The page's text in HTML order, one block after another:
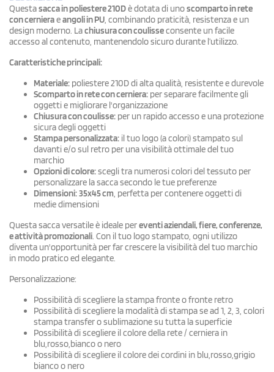
Questasacca in poliestere 210Dè dotata di unoscomparto in rete
con cernieraeangoli in PU, combinando praticità, resistenza e un
design moderno. Lachiusura con coulisseconsente un facile
accesso al contenuto, mantenendolo sicuro durante l’utilizzo.
Caratteristiche principali:
Materiale: poliestere 210D di alta qualità, resistente e durevole
Scomparto in rete con cerniera: per separare facilmente gli
oggetti e migliorare l'organizzazione
Chiusura con coulisse: per un rapido accesso e una protezione
sicura degli oggetti
Stampa personalizzata: il tuo logo (a colori) stampato sul
davanti e/o sul retro per una visibilità ottimale del tuo
marchio
Opzioni di colore:scegli tra numerosi colori del tessuto per
personalizzare la sacca secondo le tue preferenze
Dimensioni:35x45 cm, perfetta per contenere oggetti di
medie dimensioni
Questa sacca versatile è ideale pereventi aziendali, fiere, conferenze,
e attività promozionali. Con il tuo logo stampato, ogni utilizzo
diventa un'opportunità per far crescere la visibilità del tuo marchio
in modo pratico ed elegante.
Personalizzazione:
Possibilità di scegliere la stampa fronte o fronte retro
Possibilità di scegliere la modalità di stampa se ad 1, 2, 3, colori
stampa transfer o sublimazione su tutta la superficie
Possibilità di scegliere il colore della rete / cerniera in
blu,rosso,bianco o nero
Possibilità di scegliere il colore dei cordini in blu,rosso,grigio
bianco o nero